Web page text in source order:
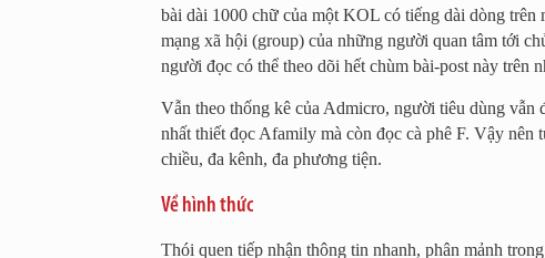
bài dài 1000 chữ của một KOL có tiếng dài dòng
mạng xã hội (group) của những người quan tâm tới
người đọc có thể theo dõi hết chùm bài-post này trên
Vẫn theo thống kê của Admicro, người tiêu dùng vẫn
nhất thiết đọc Afamily mà còn đọc cà phê F. Vậy
chiều, đa kênh, đa phương tiện.
Về hình thức
Thói quen tiếp nhận thông tin nhanh, phân mảnh